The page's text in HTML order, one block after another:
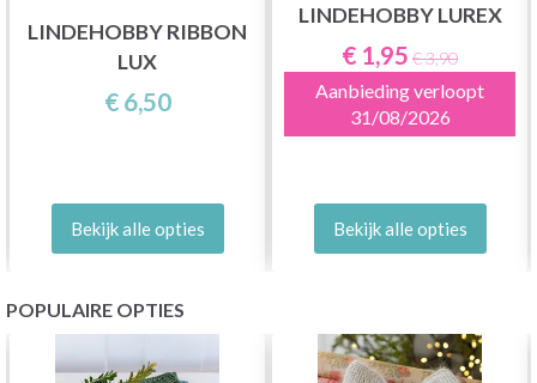
LINDEHOBBY RIBBON
LUX
€ 6,50
Bekijk alle opties
LINDEHOBBY LUREX
€ 1,95 € 3,90
Aanbieding verloopt
31/08/2026
Bekijk alle opties
POPULAIRE OPTIES